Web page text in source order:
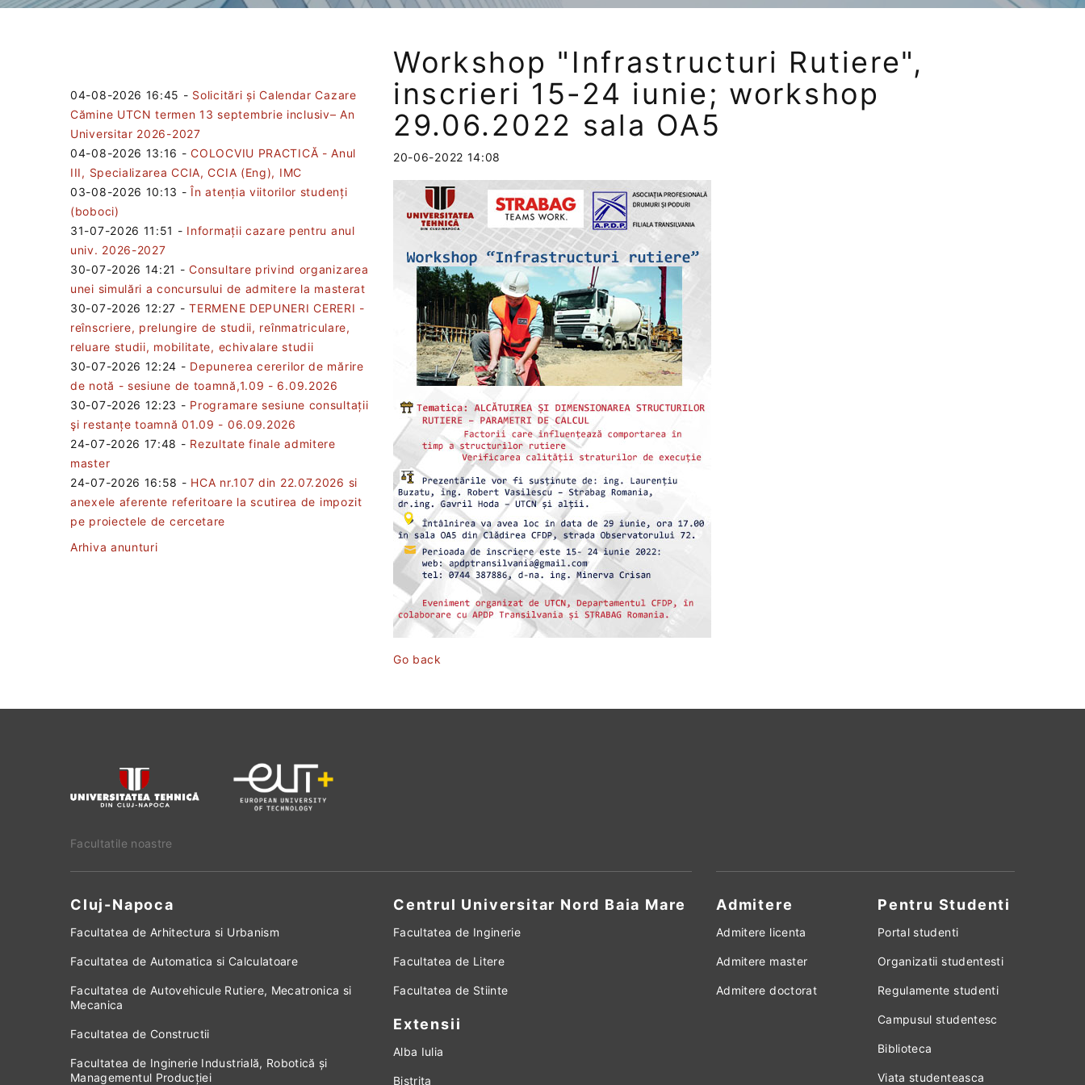
04-08-2026 16:45 - Solicitări și Calendar Cazare
Cămine UTCN termen 13 septembrie inclusiv– An
Universitar 2026-2027
04-08-2026 13:16 -COLOCVIU PRACTICĂ - Anul
III, Specializarea CCIA, CCIA (Eng), IMC
03-08-2026 10:13 -În atenția viitorilor studenți
(boboci)
31-07-2026 11:51 - Informații cazare pentru anul
univ. 2026-2027
30-07-2026 14:21 -Consultare privind organizarea
unei simulări a concursului de admitere la masterat
30-07-2026 12:27 -TERMENE DEPUNERI CERERI -
reînscriere, prelungire de studii, reînmatriculare,
reluare studii, mobilitate, echivalare studii
30-07-2026 12:24 - Depunerea cererilor de mărire
de notă - sesiune de toamnă,1.09 - 6.09.2026
30-07-2026 12:23 - Programare sesiune consultații
şi restanțe toamnă 01.09 - 06.09.2026
24-07-2026 17:48 - Rezultate finale admitere
master
24-07-2026 16:58 - HCA nr.107 din 22.07.2026 si
anexele aferente referitoare la scutirea de impozit
pe proiectele de cercetare
Arhiva anunturi
Workshop "Infrastructuri Rutiere",
inscrieri 15-24 iunie; workshop
29.06.2022 sala OA5
20-06-2022 14:08
Go back
Facultatile noastre
Cluj-Napoca Centrul Universitar Nord Baia Mare
Facultatea de Arhitectura si Urbanism
Facultatea de Automatica si Calculatoare
Facultatea de Autovehicule Rutiere, Mecatronica si
Mecanica
Facultatea de Constructii
Facultatea de Inginerie Industrială, Robotică și
Managementul Producției
Facultatea de Inginerie
Facultatea de Litere
Facultatea de Stiinte
Extensii
Alba Iulia
Bistrita
Admitere
Admitere licenta
Admitere master
Admitere doctorat
Pentru Studenti
Portal studenti
Organizatii studentesti
Regulamente studenti
Campusul studentesc
Biblioteca
Viata studenteasca